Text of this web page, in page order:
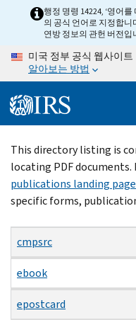
content
행정 명령 14224, ‘영어
의 공식 언어로 지정합니
연방 정보의 관헌 버전입
미국 정부 공식 웹사이트
알아보는 방법
Beginning
of
main
content
This directory listing is
locating PDF
publications landing page
specific forms,
cmpsrc
ebook
epostcard